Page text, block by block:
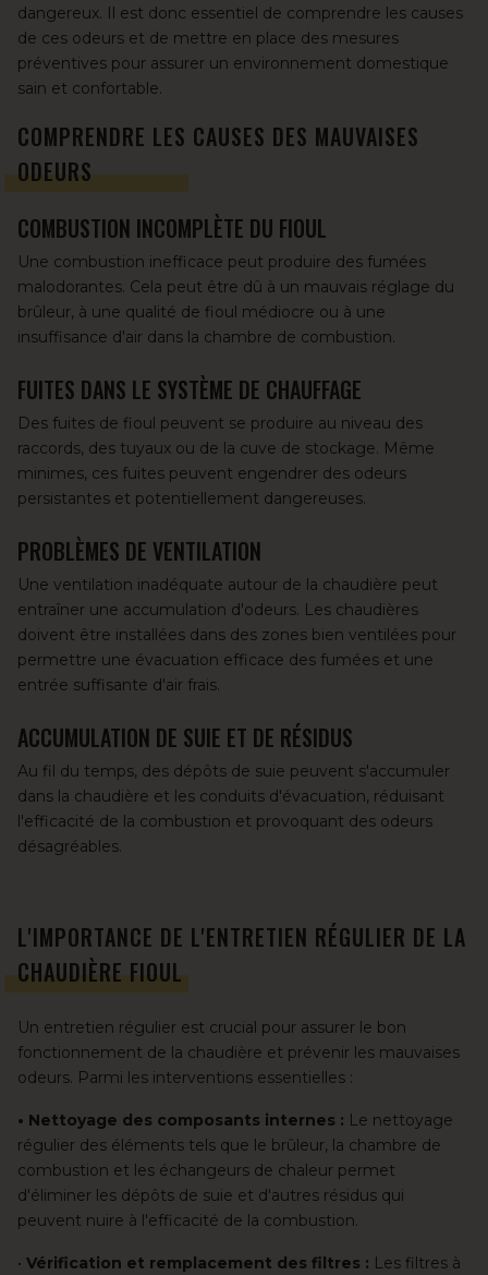
dangereux. Il est donc essentiel de comprendre les causes
de ces odeurs et de mettre en place des mesures
préventives pour assurer un environnement domestique
sain et confortable.
COMPRENDRE LES CAUSES DES MAUVAISES
ODEURS
COMBUSTION INCOMPLÈTE DU FIOUL
Une combustion inefficace peut produire des fumées
malodorantes. Cela peut être dû à un mauvais réglage du
brûleur, à une qualité de fioul médiocre ou à une
insuffisance d'air dans la chambre de combustion.
FUITES DANS LE SYSTÈME DE CHAUFFAGE
Des fuites de fioul peuvent se produire au niveau des
raccords, des tuyaux ou de la cuve de stockage. Même
minimes, ces fuites peuvent engendrer des odeurs
persistantes et potentiellement dangereuses.
PROBLÈMES DE VENTILATION
Une ventilation inadéquate autour de la chaudière peut
entraîner une accumulation d'odeurs. Les chaudières
doivent être installées dans des zones bien ventilées pour
permettre une évacuation efficace des fumées et une
entrée suffisante d'air frais.
ACCUMULATION DE SUIE ET DE RÉSIDUS
Au fil du temps, des dépôts de suie peuvent s'accumuler
dans la chaudière et les conduits d'évacuation, réduisant
l'efficacité de la combustion et provoquant des odeurs
désagréables.
L'IMPORTANCE DE L'ENTRETIEN RÉGULIER DE LA
CHAUDIÈRE FIOUL
Un entretien régulier est crucial pour assurer le bon
fonctionnement de la chaudière et prévenir les mauvaises
odeurs. Parmi les interventions essentielles :
• Nettoyage des composants internes : Le nettoyage
régulier des éléments tels que le brûleur, la chambre de
combustion et les échangeurs de chaleur permet
d'éliminer les dépôts de suie et d'autres résidus qui
peuvent nuire à l'efficacité de la combustion.
• Vérification et remplacement des filtres : Les filtres à